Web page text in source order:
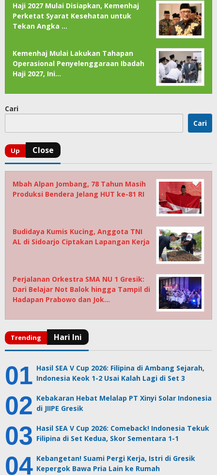
Haji 2027 Mulai Disiapkan, Kemenhaj
Perketat Syarat Kesehatan untuk
Tekan Angka …
Kemenhaj Mulai Lakukan Tahapan
Operasional Penyelenggaraan Ibadah
Haji 2027, Ini…
Cari
Cari
Mbah Alpan Jombang, 78 Tahun Masih
Produksi Bendera Jelang HUT ke-81 RI
Budidaya Kumis Kucing, Anggota TNI
AL di Sidoarjo Ciptakan Lapangan Kerja
Perjalanan Orkestra SMA NU 1 Gresik:
Dari Belajar Not Balok hingga Tampil di
Hadapan Prabowo dan Jok…
Hasil SEA V Cup 2026: Filipina di Ambang Sejarah,
Indonesia Keok 1-2 Usai Kalah Lagi di Set 3
Kebakaran Hebat Melalap PT Xinyi Solar Indonesia
di JIIPE Gresik
Hasil SEA V Cup 2026: Comeback! Indonesia Tekuk
Filipina di Set Kedua, Skor Sementara 1-1
Kebangetan! Suami Pergi Kerja, Istri di Gresik
Kepergok Bawa Pria Lain ke Rumah